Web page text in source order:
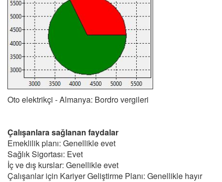
Oto elektrikçi - Almanya: Bordro vergileri
Çalışanlara sağlanan faydalar
Emeklilik planı: Genellikle evet
Sağlık Sigortası: Evet
İç ve dış kurslar: Genellikle evet
Çalışanlar için Kariyer Geliştirme Planı: Genellikle hayır